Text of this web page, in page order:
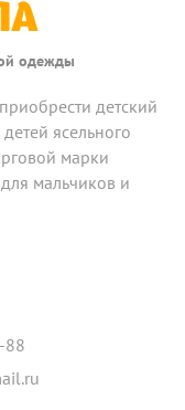
одежды
детский
ясельного
марки
мальчиков и
88